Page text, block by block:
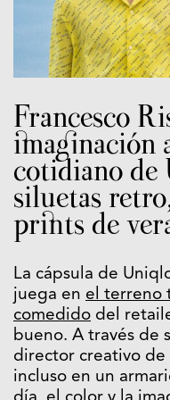
Francesco
imaginación
cotidiano de
siluetas
prints de
La cápsula de
juega en el terreno
comedido del
bueno. A través de
director creativo de
incluso en un